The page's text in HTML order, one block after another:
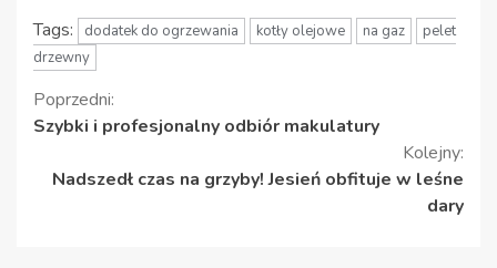
Tags:
dodatek do ogrzewania kotły olejowe na gaz
pelet
drzewny
Kontynuuj
Poprzedni:
Szybki i profesjonalny odbiór makulatury
Kolejny:
Nadszedł czas na grzyby! Jesień obfituje w leśne
dary